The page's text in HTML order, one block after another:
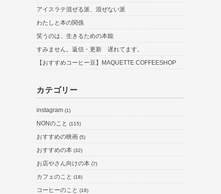
アイスラテ混ぜる派、混ぜない派
わたしと本の関係
笑うのは、生きるための本能
すみません。返信・更新 遅れてます。
【おすすめコーヒー豆】MAQUETTE COFFEESHOP
カテゴリー
instagram (1)
NONのこと (115)
おすすめの映画 (5)
おすすめの本 (32)
お店やさん向けの本 (7)
カフェのこと (18)
コーヒーのこと (18)